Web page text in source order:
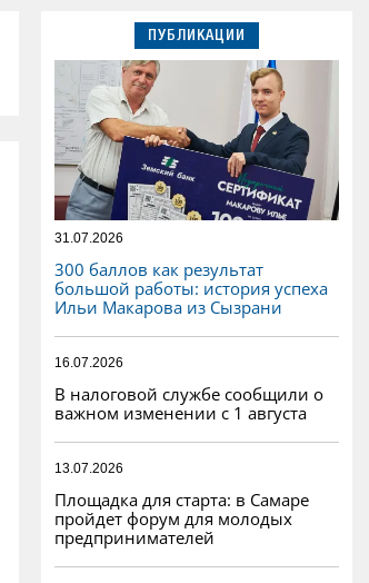
ПУБЛИКАЦИИ
31.07.2026
300 баллов как результат
большой работы: история успеха
Ильи Макарова из Сызрани
16.07.2026
В налоговой службе сообщили о
важном изменении с 1 августа
13.07.2026
Площадка для старта: в Самаре
пройдет форум для молодых
предпринимателей